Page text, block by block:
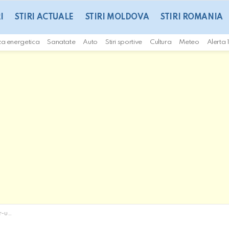
STIRI ACTUALE STIRI MOLDOVA STIRI ROMANIA
energetica Sanatate Auto Stiri sportive Cultura Meteo Alerta